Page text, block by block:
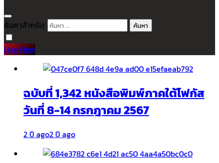
ค้นหาสำหรับ:
Live Now
ฉบับที่ 1,342 หนังสือพิมพ์ภาคใต้โฟกัส
วันที่ 8-14 กรกฎาคม 2567
2 ปี ago2 ปี ago